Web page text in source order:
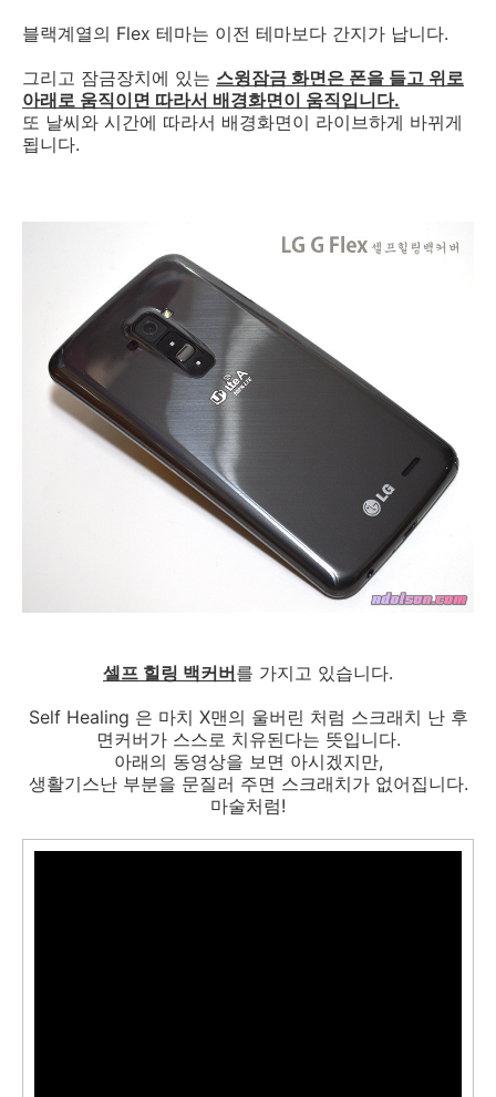
블랙계열의 Flex 테마는 이전 테마보다 간지가 납니다.
그리고 잠금장치에 있는 스윙잠금 화면은 폰을 들고 위로
아래로 움직이면 따라서 배경화면이 움직입니다.
또 날씨와 시간에 따라서 배경화면이 라이브하게 바뀌게
됩니다.
셀프 힐링 백커버를 가지고 있습니다.
Self Healing 은 마치 X맨의 울버린 처럼 스크래치 난 후
면커버가 스스로 치유된다는 뜻입니다.
아래의 동영상을 보면 아시겠지만,
생활기스난 부분을 문질러 주면 스크래치가 없어집니다.
마술처럼!